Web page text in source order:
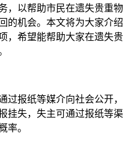
，以帮助市民在遗失贵重物
的机会。本文将为大家介绍
，希望能帮助大家在遗失贵
过报纸等媒介向社会公开，
挂失，失主可通过报纸等渠
率。